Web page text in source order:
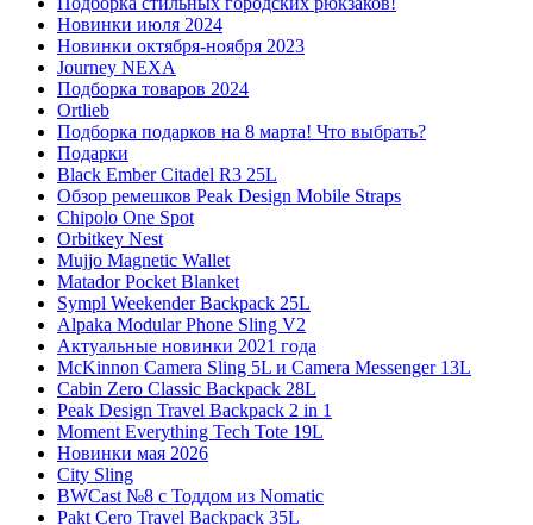
Новинки июля 2024
Новинки октября-ноября 2023
Journey NEXA
Подборка товаров 2024
Ortlieb
Подборка подарков на 8 марта! Что выбрать?
Подарки
Black Ember Citadel R3 25L
Обзор ремешков Peak Design Mobile Straps
Chipolo One Spot
Orbitkey Nest
Mujjo Magnetic Wallet
Matador Pocket Blanket
Sympl Weekender Backpack 25L
Alpaka Modular Phone Sling V2
Актуальные новинки 2021 года
McKinnon Camera Sling 5L и Camera Messenger 13L
Cabin Zero Classic Backpack 28L
Peak Design Travel Backpack 2 in 1
Moment Everything Tech Tote 19L
Новинки мая 2026
City Sling
BWCast №8 с Тоддом из Nomatic
Pakt Cero Travel Backpack 35L